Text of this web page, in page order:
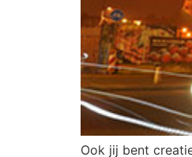
Ook jij bent